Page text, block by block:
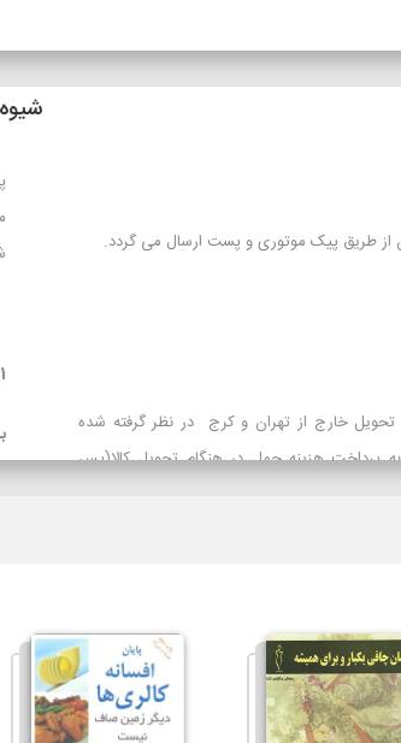
1- سفارش ها در محدوده شهر تهران از طریق پیک موتوری و پست ارسال می گردد.
تیپاکس برای سفارش‌های با محل تحویل خارج از تهران و
است و برای مشتریانی که تمایل به پرداخت هزینه حمل در
حمل به عهده مشتری خواهد بود.